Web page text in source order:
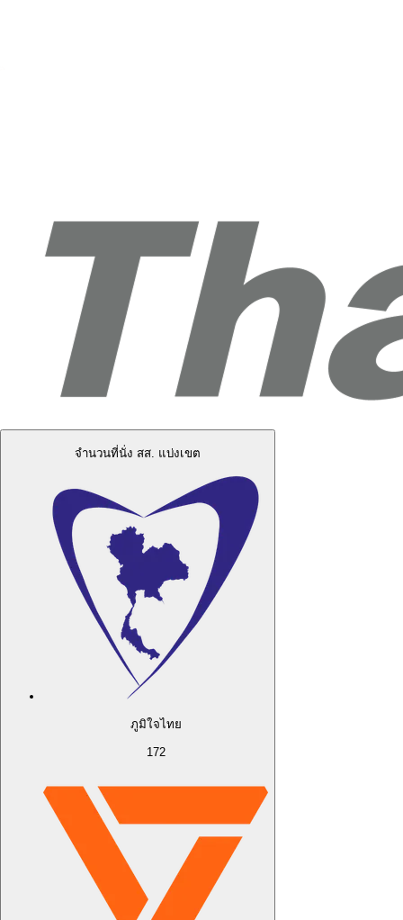
จำนวนที่นั่ง สส. แบ่งเขต
ภูมิใจไทย
172